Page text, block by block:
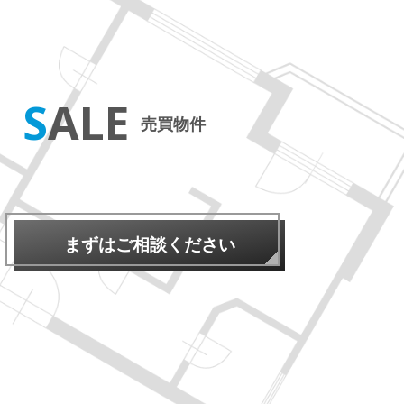
SALE 売買物件
まずはご相談ください